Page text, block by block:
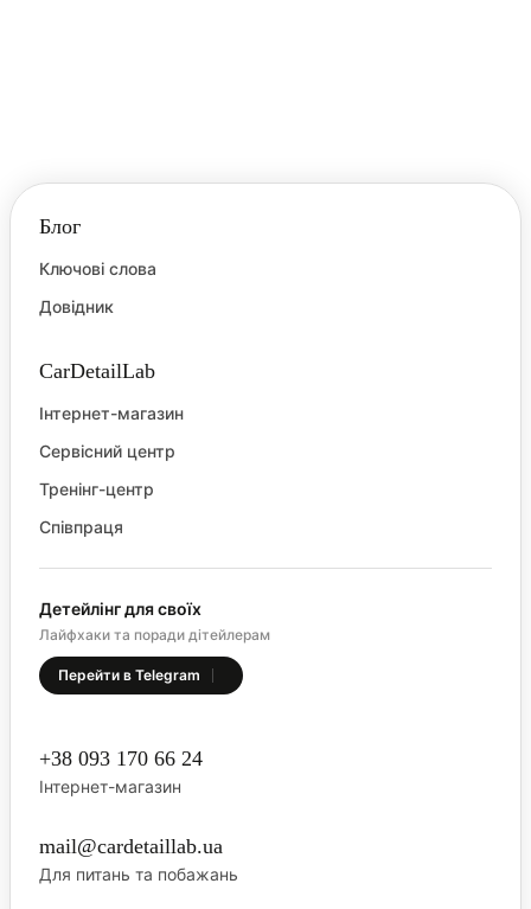
+38 093 170 66 24
Інтернет-магазин
mail@cardetaillab.ua
Для питань та побажань
Блог
Ключові слова
Довідник
CarDetailLab
Інтернет-магазин
Сервісний центр
Тренінг-центр
Співпраця
Детейлінг для своїх
Лайфхаки та поради дітейлерам
Перейти в Telegram